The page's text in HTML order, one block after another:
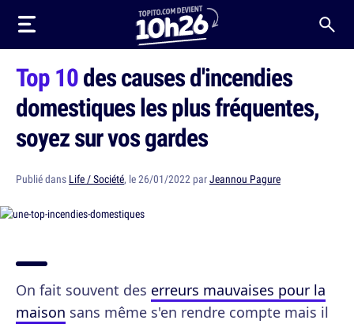
Top 10des causes d'incendies
domestiques les plus fréquentes,
soyez sur vos gardes
Publié dans Life / Société, le 26/01/2022 parJeannou Pagure
On fait souvent des erreurs mauvaises pour la
maison sans même s'en rendre compte mais il